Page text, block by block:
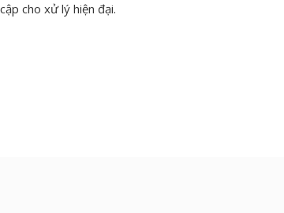
cho xử lý hiện đại.